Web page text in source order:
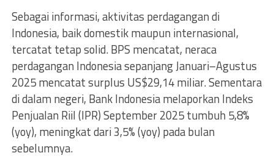
Sebagai informasi, aktivitas perdagangan di
Indonesia, baik domestik maupun internasional,
tercatat tetap solid. BPS mencatat, neraca
perdagangan Indonesia sepanjang Januari–Agustus
2025 mencatat surplus US$29,14 miliar. Sementara
di dalam negeri, Bank Indonesia melaporkan Indeks
Penjualan Riil (IPR) September 2025 tumbuh 5,8%
(yoy), meningkat dari 3,5% (yoy) pada bulan
sebelumnya.